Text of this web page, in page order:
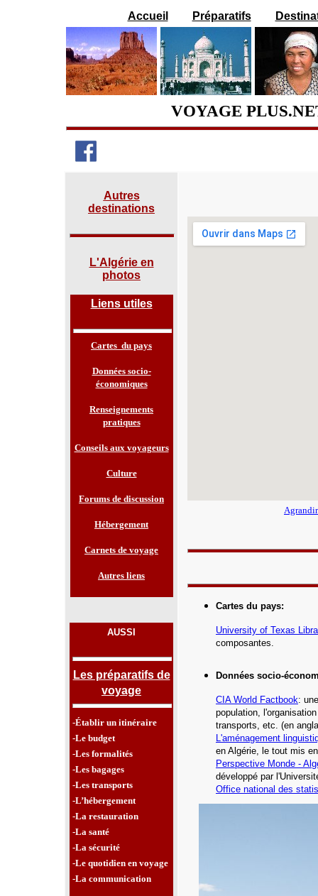
Accueil Préparatifs
VOYAGE
Autres
destinations
L'Algérie en
photos
Liens utiles
Cartes du pays
Données socio-
économiques
Renseignements
pratiques
Conseils aux voyageurs
Culture
Forums de discussion
Hébergement
Carnets de voyage
Autres liens
AUSSI
Les préparatifs de
voyage
-Établir un itinéraire
-Le budget
-Les formalités
-Les bagages
-Les transports
-L’hébergement
-La restauration
-La santé
-La sécurité
-Le quotidien en voyage
-La communication
Cartes du pays:
University of Texas
composantes.
Données socio-
CIA World Factbook:
population,
transports, etc. (en
L'aménagement
en Algérie, le tout mis
Perspective Monde -
développé par
Office national des